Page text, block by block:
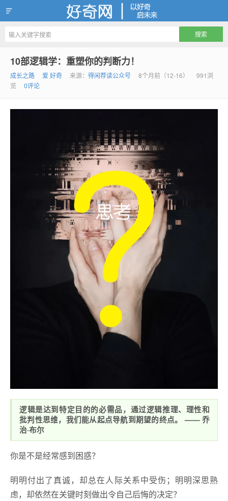
好奇网
10部逻辑学：重塑你的判断力！
成长之路 爱 好奇 来源： 得闲荐读公众号 8个月前（12-16）
991浏
览
0评论
逻辑是达到特定目的的必需品，通过逻辑推理、理性和
批判性思维，我们能从起点导航到期望的终点。 —— 乔
治·布尔
你是不是经常感到困惑？
明明付出了真诚，却总在人际关系中受伤；明明深思熟
虑，却依然在关键时刻做出令自己后悔的决定？